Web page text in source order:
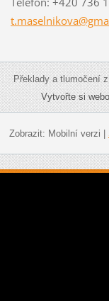
t.maselnikova@gm
Překlady a tlumočení
Vytvořte si
Zobrazit: Mobilní verzi